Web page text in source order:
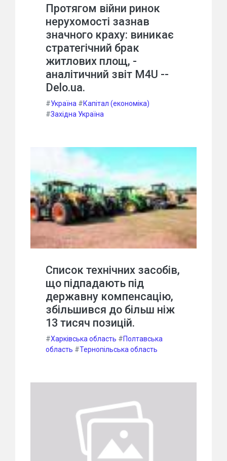
Протягом війни ринок
нерухомості зазнав
значного краху: виникає
стратегічний брак
житлових площ, -
аналітичний звіт M4U --
Delo.ua.
#Україна #Капітал (економіка)
#Західна Україна
Список технічних засобів,
що підпадають під
державну компенсацію,
збільшився до більш ніж
13 тисяч позицій.
#Харківська область #Полтавська
область #Тернопільська область